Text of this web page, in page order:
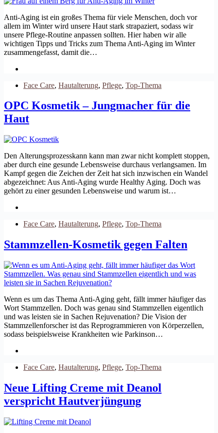
Anti-Aging ist ein großes Thema für viele Menschen, doch vor
allem im Winter wird unsere Haut stark strapaziert, sodass wir
unsere Pflege-Routine anpassen sollten. Hier haben wir alle
wichtigen Tipps und Tricks zum Thema Anti-Aging im Winter
zusammengefasst, damit die…
Face Care, Hautalterung, Pflege, Top-Thema
OPC Kosmetik – Jungmacher für die
Haut
Den Alterungsprozesskann kann man zwar nicht komplett stoppen,
aber durch eine gesunde Lebensweise durchaus verlangsamen. Im
Kampf gegen die Zeichen der Zeit hat sich inzwischen ein Wandel
abgezeichnet: Aus Anti-Aging wurde Healthy Aging. Doch was
gehört zu einer gesunden Lebensweise und warum ist…
Face Care, Hautalterung, Pflege, Top-Thema
Stammzellen-Kosmetik gegen Falten
Wenn es um das Thema Anti-Aging geht, fällt immer häufiger das
Wort Stammzellen. Doch was genau sind Stammzellen eigentlich
und was leisten sie in Sachen Rejuvenation? Die Vision der
Stammzellenforscher ist das Reprogrammieren von Körperzellen,
sodass beispielsweise Krankheiten wie Parkinson…
Face Care, Hautalterung, Pflege, Top-Thema
Neue Lifting Creme mit Deanol
verspricht Hautverjüngung